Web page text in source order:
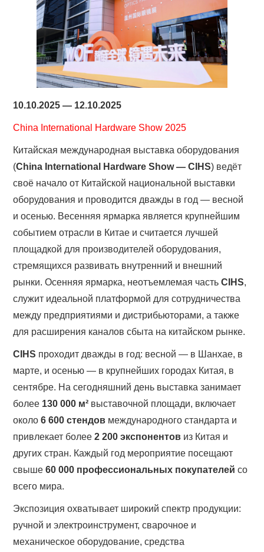
10.10.2025 — 12.10.2025
China International Hardware Show 2025
Китайская международная выставка оборудования
(China International Hardware Show — CIHS) ведёт
своё начало от Китайской национальной выставки
оборудования и проводится дважды в год — весной
и осенью. Весенняя ярмарка является крупнейшим
событием отрасли в Китае и считается лучшей
площадкой для производителей оборудования,
стремящихся развивать внутренний и внешний
рынки. Осенняя ярмарка, неотъемлемая частьCIHS,
служит идеальной платформой для сотрудничества
между предприятиями и дистрибьюторами, а также
для расширения каналов сбыта на китайском рынке.
CIHS проходит дважды в год: весной — в Шанхае, в
марте, и осенью — в крупнейших городах Китая, в
сентябре. На сегодняшний день выставка занимает
более 130 000 м² выставочной площади, включает
около6 600 стендов международного стандарта и
привлекает более2 200 экспонентов из Китая и
других стран. Каждый год мероприятие посещают
свыше60 000 профессиональных покупателей со
всего мира.
Экспозиция охватывает широкий спектр продукции:
ручной и электроинструмент, сварочное и
механическое оборудование, средства